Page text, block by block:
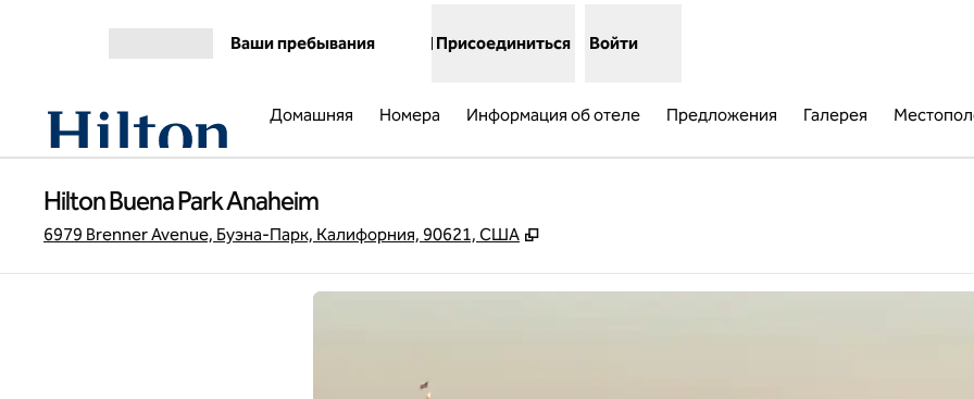
Ваши пребывания Присоединиться Войти
Домашняя Номера Информация об отеле Предложения Галерея
Hilton Buena Park Anaheim
6979 Brenner Avenue, Буэна-Парк, Калифорния, 90621, США ,